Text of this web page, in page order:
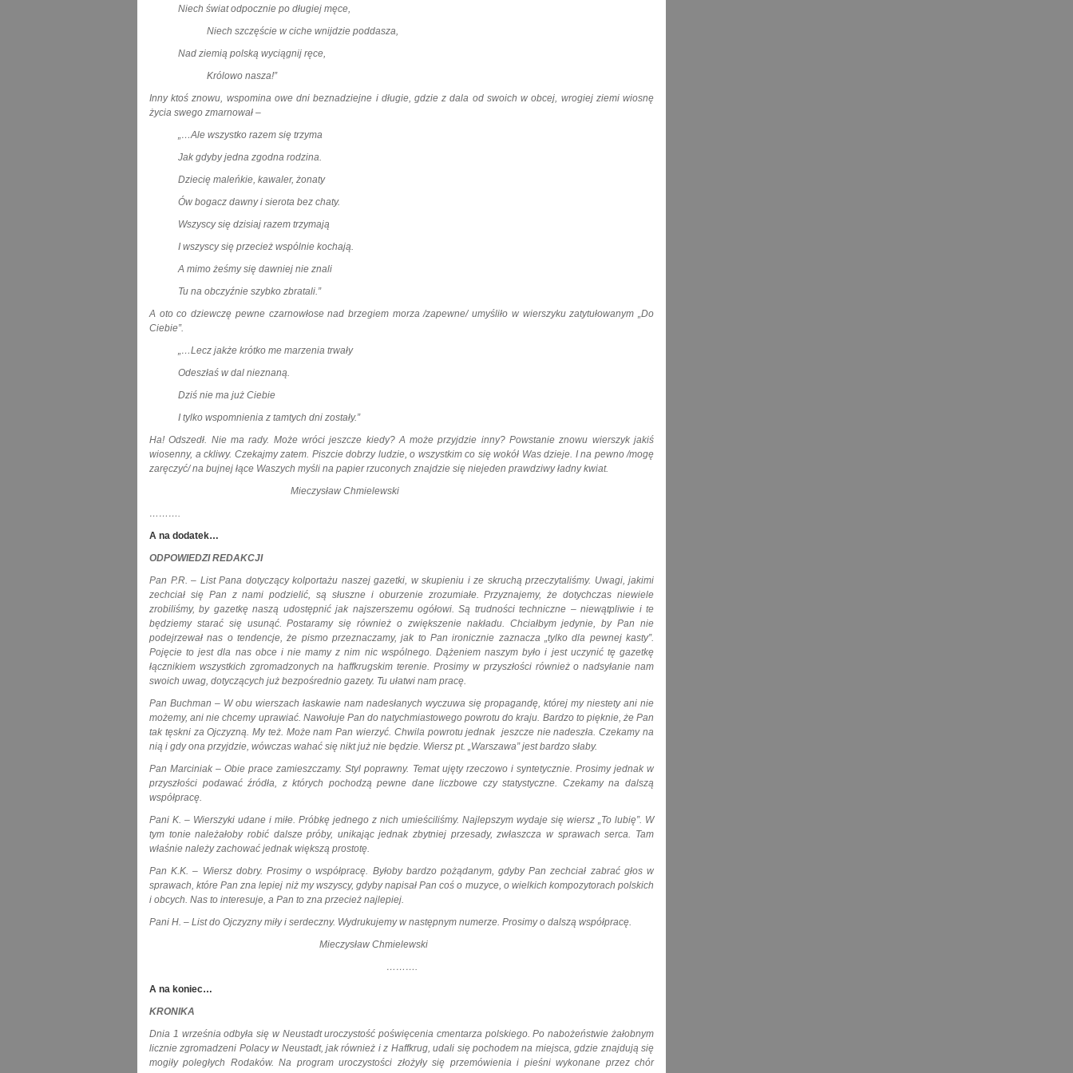
Niech świat odpocznie po długiej męce,
Niech szczęście w ciche wnijdzie poddasza,
Nad ziemią polską wyciągnij ręce,
Królowo nasza!”
Inny ktoś znowu, wspomina owe dni beznadziejne i długie, gdzie z dala od swoich w obcej, wrogiej ziemi wiosnę
życia swego zmarnował –
„…Ale wszystko razem się trzyma
Jak gdyby jedna zgodna rodzina.
Dziecię maleńkie, kawaler, żonaty
Ów bogacz dawny i sierota bez chaty.
Wszyscy się dzisiaj razem trzymają
I wszyscy się przecież wspólnie kochają.
A mimo żeśmy się dawniej nie znali
Tu na obczyźnie szybko zbratali.”
A oto co dziewczę pewne czarnowłose nad brzegiem morza /zapewne/ umyśliło w wierszyku zatytułowanym „Do
Ciebie”.
„…Lecz jakże krótko me marzenia trwały
Odeszłaś w dal nieznaną.
Dziś nie ma już Ciebie
I tylko wspomnienia z tamtych dni zostały.”
Ha! Odszedł. Nie ma rady. Może wróci jeszcze kiedy? A może przyjdzie inny? Powstanie znowu wierszyk jakiś
wiosenny, a ckliwy. Czekajmy zatem. Piszcie dobrzy ludzie, o wszystkim co się wokół Was dzieje. I na pewno /mogę
zaręczyć/ na bujnej łące Waszych myśli na papier rzuconych znajdzie się niejeden prawdziwy ładny kwiat.
Mieczysław Chmielewski
……….
A na dodatek…
ODPOWIEDZI REDAKCJI
Pan P.R. – List Pana dotyczący kolportażu naszej gazetki, w skupieniu i ze skruchą przeczytaliśmy. Uwagi, jakimi
zechciał się Pan z nami podzielić, są słuszne i oburzenie zrozumiałe. Przyznajemy, że dotychczas niewiele
zrobiliśmy, by gazetkę naszą udostępnić jak najszerszemu ogółowi. Są trudności techniczne – niewątpliwie i te
będziemy starać się usunąć. Postaramy się również o zwiększenie nakładu. Chciałbym jedynie, by Pan nie
podejrzewał nas o tendencje, że pismo przeznaczamy, jak to Pan ironicznie zaznacza „tylko dla pewnej kasty”.
Pojęcie to jest dla nas obce i nie mamy z nim nic wspólnego. Dążeniem naszym było i jest uczynić tę gazetkę
łącznikiem wszystkich zgromadzonych na haffkrugskim terenie. Prosimy w przyszłości również o nadsyłanie nam
swoich uwag, dotyczących już bezpośrednio gazety. Tu ułatwi nam pracę.
Pan Buchman – W obu wierszach łaskawie nam nadesłanych wyczuwa się propagandę, której my niestety ani nie
możemy, ani nie chcemy uprawiać. Nawołuje Pan do natychmiastowego powrotu do kraju. Bardzo to pięknie, że Pan
tak tęskni za Ojczyzną. My też. Może nam Pan wierzyć. Chwila powrotu jednak jeszcze nie nadeszła. Czekamy na
nią i gdy ona przyjdzie, wówczas wahać się nikt już nie będzie. Wiersz pt. „Warszawa” jest bardzo słaby.
Pan Marciniak – Obie prace zamieszczamy. Styl poprawny. Temat ujęty rzeczowo i syntetycznie. Prosimy jednak w
przyszłości podawać źródła, z których pochodzą pewne dane liczbowe czy statystyczne. Czekamy na dalszą
współpracę.
Pani K. – Wierszyki udane i miłe. Próbkę jednego z nich umieściliśmy. Najlepszym wydaje się wiersz „To lubię”. W
tym tonie należałoby robić dalsze próby, unikając jednak zbytniej przesady, zwłaszcza w sprawach serca. Tam
właśnie należy zachować jednak większą prostotę.
Pan K.K. – Wiersz dobry. Prosimy o współpracę. Byłoby bardzo pożądanym, gdyby Pan zechciał zabrać głos w
sprawach, które Pan zna lepiej niż my wszyscy, gdyby napisał Pan coś o muzyce, o wielkich kompozytorach polskich
i obcych. Nas to interesuje, a Pan to zna przecież najlepiej.
Pani H. – List do Ojczyzny miły i serdeczny. Wydrukujemy w następnym numerze. Prosimy o dalszą współpracę.
Mieczysław Chmielewski
……….
A na koniec…
KRONIKA
Dnia 1 września odbyła się w Neustadt uroczystość poświęcenia cmentarza polskiego. Po nabożeństwie żałobnym
licznie zgromadzeni Polacy w Neustadt, jak również i z Haffkrug, udali się pochodem na miejsca, gdzie znajdują się
mogiły poległych Rodaków. Na program uroczystości złożyły się przemówienia i pieśni wykonane przez chór